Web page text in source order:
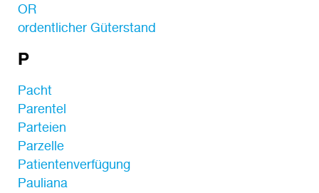
OR
ordentlicher Güterstand
P
Pacht
Parentel
Parteien
Parzelle
Patientenverfügung
Pauliana